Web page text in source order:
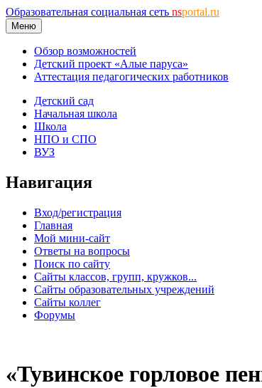
Образовательная социальная сеть nsportal.ru
Меню
Обзор возможностей
Детский проект «Алые паруса»
Аттестация педагогических работников
Детский сад
Начальная школа
Школа
НПО и СПО
ВУЗ
Навигация
Вход/регистрация
Главная
Мой мини-сайт
Ответы на вопросы
Поиск по сайту
Сайты классов, групп, кружков...
Сайты образовательных учреждений
Сайты коллег
Форумы
«Тувинское горловое